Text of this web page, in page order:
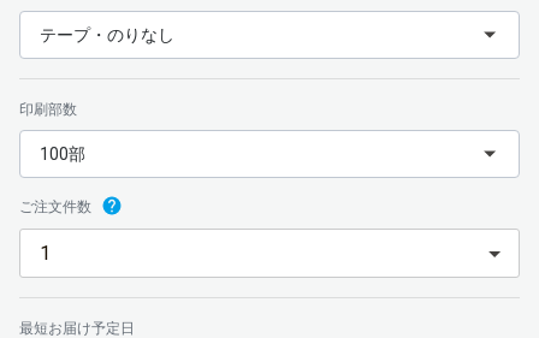
テープ・のりなし
印刷部数
100部
ご注文件数
最短お届け予定日